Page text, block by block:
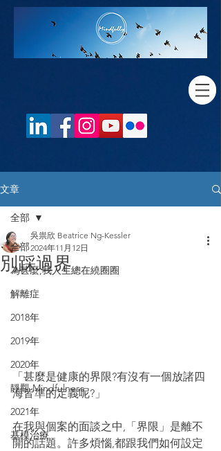
文章
全部
為甚麼,我人生總在繞圈圈
解離症
2018年
2019年
2020年
靜觀 Mindfulness
2021年
基模治療
全部
別踩過界
吳祟欣 Beatrice Ng-Kessler
2024年11月12日
「甚麼是健康的界限?有沒有一個放諸四
海皆準的定義呢?」
在我與個案的面談之中,「界限」是離不
開的話題。許多煩惱,都跟我們如何設定